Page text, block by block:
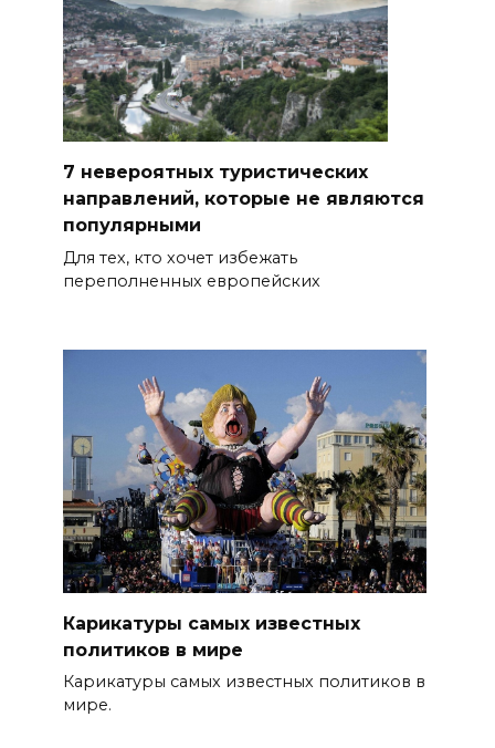
7 невероятных туристических
направлений, которые не являются
популярными
Для тех, кто хочет избежать
переполненных европейских
Карикатуры самых известных
политиков в мире
Карикатуры самых известных политиков в
мире.